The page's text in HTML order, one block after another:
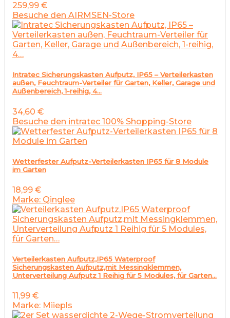
259,99 €
Besuche den AIRMSEN-Store
Intratec Sicherungskasten Aufputz, IP65 – Verteilerkasten
außen, Feuchtraum-Verteiler für Garten, Keller, Garage und
Außenbereich, 1-reihig, 4…
34,60 €
Besuche den intratec 100% Shopping-Store
Wetterfester Aufputz-Verteilerkasten IP65 für 8 Module
im Garten
18,99 €
Marke: Qinglee
Verteilerkasten Aufputz,IP65 Waterproof
Sicherungskasten Aufputz,mit Messingklemmen,
Unterverteilung Aufputz 1 Reihig für 5 Modules, für Garten…
11,99 €
Marke: Miiepls